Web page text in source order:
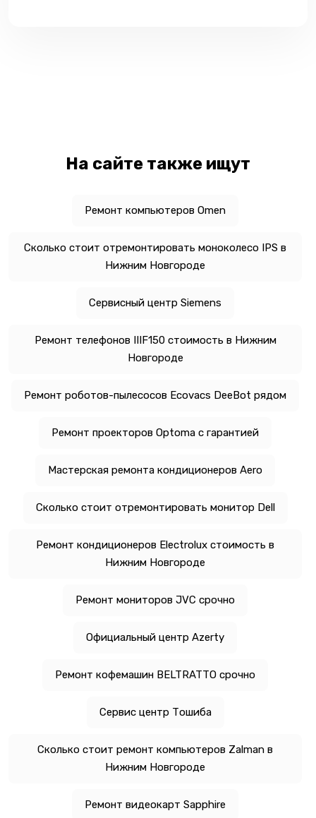
На сайте также ищут
Ремонт компьютеров Omen
Сколько стоит отремонтировать моноколесо IPS в
Нижним Новгороде
Сервисный центр Siemens
Ремонт телефонов IIIF150 стоимость в Нижним
Новгороде
Ремонт роботов-пылесосов Ecovacs DeeBot рядом
Ремонт проекторов Optoma с гарантией
Мастерская ремонта кондиционеров Aero
Сколько стоит отремонтировать монитор Dell
Ремонт кондиционеров Electrolux стоимость в
Нижним Новгороде
Ремонт мониторов JVC срочно
Официальный центр Azerty
Ремонт кофемашин BELTRATTO срочно
Сервис центр Тошиба
Сколько стоит ремонт компьютеров Zalman в
Нижним Новгороде
Ремонт видеокарт Sapphire